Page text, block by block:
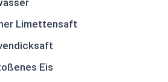
Limettensaft
Eis